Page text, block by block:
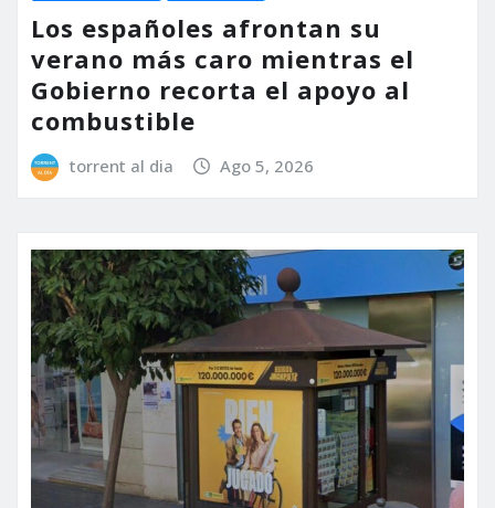
Los españoles afrontan su
verano más caro mientras el
Gobierno recorta el apoyo al
combustible
torrent al dia Ago 5, 2026